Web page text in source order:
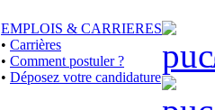
EMPLOIS & CARRIERES
• Carrières
• Comment postuler ?
• Déposez votre candidature